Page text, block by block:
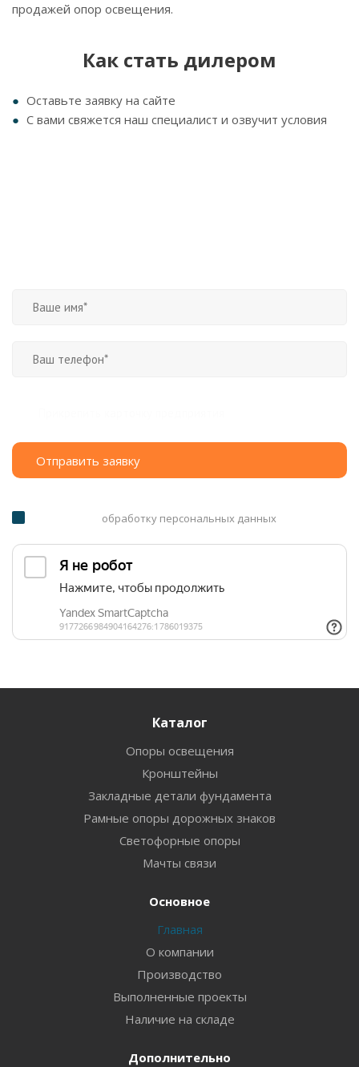
продажей опор освещения.
Как стать дилером
Оставьте заявку на сайте
С вами свяжется наш специалист и озвучит условия
обработку персональных данных
Каталог
Опоры освещения
Кронштейны
Закладные детали фундамента
Рамные опоры дорожных знаков
Светофорные опоры
Мачты связи
Основное
Главная
О компании
Производство
Выполненные проекты
Наличие на складе
Дополнительно